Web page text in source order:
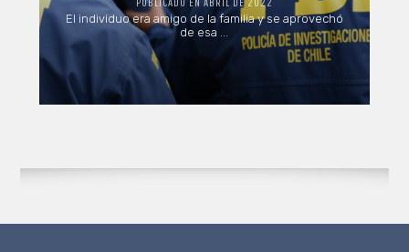
El individuo era amigo de la familia y se aprovechó
de esa ...